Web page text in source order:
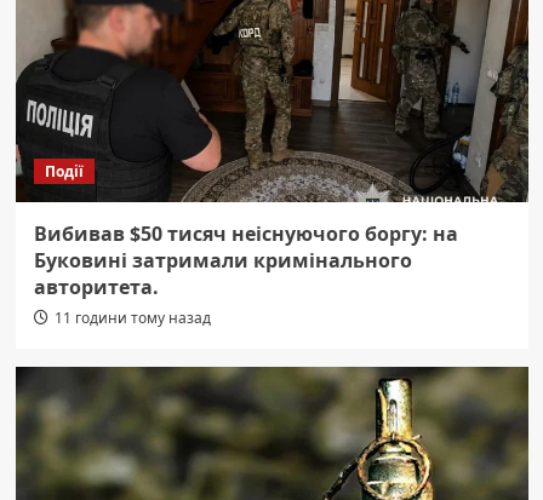
Події
Вибивав $50 тисяч неіснуючого боргу: на
Буковині затримали кримінального
авторитета.
11 години тому назад